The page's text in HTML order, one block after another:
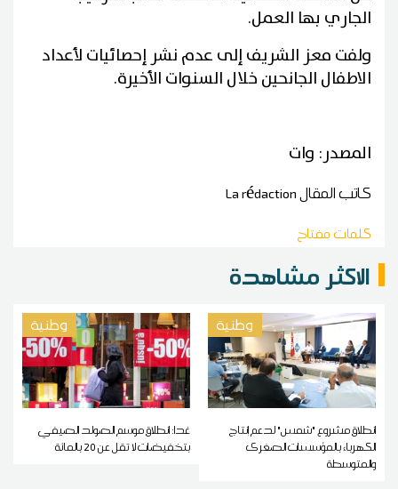
الجاري بها العمل.
ولفت معز الشريف إلى عدم نشر إحصائيات لأعداد
الاطفال الجانحين خلال السنوات الأخيرة.
المصدر: وات
كاتب المقالLa rédaction
كلمات مفتاح
الاكثر مشاهدة
وطنية
انطلاق مشروع "شمس" لدعم إنتاج
الكهرباء بالمؤسسات الصغرى
والمتوسطة
وطنية
غدا: انطلاق موسم الصولد الصيفي
بتخفيضات لا تقل عن 20 بالمائة